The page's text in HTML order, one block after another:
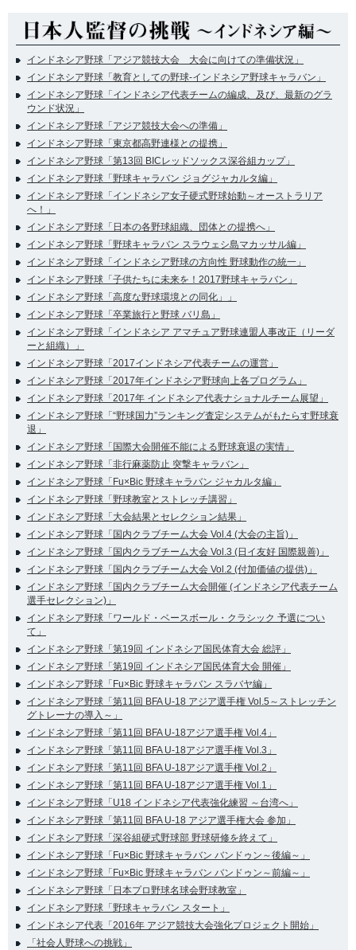
インドネシア野球「アジア競技大会 大会に向けての準備状況」
インドネシア野球「教育としての野球-インドネシア野球キャラバン」
インドネシア野球「インドネシア代表チームの編成、及び、最新のグラ
ウンド状況」
インドネシア野球「アジア競技大会への準備」
インドネシア野球「東京都高野連様との提携」
インドネシア野球「第13回 BICレッドソックス深谷組カップ」
インドネシア野球「野球キャラバン ジョグジャカルタ編」
インドネシア野球「インドネシア女子硬式野球始動～オーストラリア
へ！」
インドネシア野球「日本の各野球組織、団体との提携へ」
インドネシア野球「野球キャラバン スラウェシ島マカッサル編」
インドネシア野球「インドネシア野球の方向性 野球動作の統一」
インドネシア野球「子供たちに未来を！2017野球キャラバン」
インドネシア野球「高度な野球環境との同化」」
インドネシア野球「卒業旅行と野球 バリ島」
インドネシア野球「インドネシア アマチュア野球連盟人事改正（リーダ
ーと組織）」
インドネシア野球「2017インドネシア代表チームの運営」
インドネシア野球「2017年インドネシア野球向上各プログラム」
インドネシア野球「2017年 インドネシア代表ナショナルチーム展望」
インドネシア野球「“野球国力”ランキング査定システムがもたらす野球衰
退」
インドネシア野球「国際大会開催不能による野球衰退の実情」
インドネシア野球「非行麻薬防止 突撃キャラバン」
インドネシア野球「Fu×Bic 野球キャラバン ジャカルタ編」
インドネシア野球「野球教室とストレッチ講習」
インドネシア野球「大会結果とセレクション結果」
インドネシア野球「国内クラブチーム大会 Vol.4 (大会の主旨)」
インドネシア野球「国内クラブチーム大会 Vol.3 (日イ友好 国際親善)」
インドネシア野球「国内クラブチーム大会 Vol.2 (付加価値の提供)」
インドネシア野球「国内クラブチーム大会開催 (インドネシア代表チーム
選手セレクション)」
インドネシア野球「ワールド・ベースボール・クラシック 予選につい
て」
インドネシア野球「第19回 インドネシア国民体育大会 総評」
インドネシア野球「第19回 インドネシア国民体育大会 開催」
インドネシア野球「Fu×Bic 野球キャラバン スラバヤ編」
インドネシア野球「第11回 BFA U-18 アジア選手権 Vol.5～ストレッチン
グトレーナの導入～」
インドネシア野球「第11回 BFA U-18アジア選手権 Vol.4」
インドネシア野球「第11回 BFA U-18アジア選手権 Vol.3」
インドネシア野球「第11回 BFA U-18アジア選手権 Vol.2」
インドネシア野球「第11回 BFA U-18アジア選手権 Vol.1」
インドネシア野球「U18 インドネシア代表強化練習 ～台湾へ」
インドネシア野球「第11回 BFA U-18 アジア選手権大会 参加」
インドネシア野球「深谷組硬式野球部 野球研修を終えて」
インドネシア野球「Fu×Bic 野球キャラバン バンドゥン～後編～」
インドネシア野球「Fu×Bic 野球キャラバン バンドゥン～前編～」
インドネシア野球「日本プロ野球名球会野球教室」
インドネシア野球「野球キャラバン スタート」
インドネシア代表「2016年 アジア競技大会強化プロジェクト開始」
「社会人野球への挑戦」